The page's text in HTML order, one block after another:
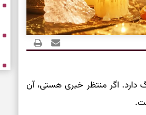
اگر منتظر خبری هستی، آن